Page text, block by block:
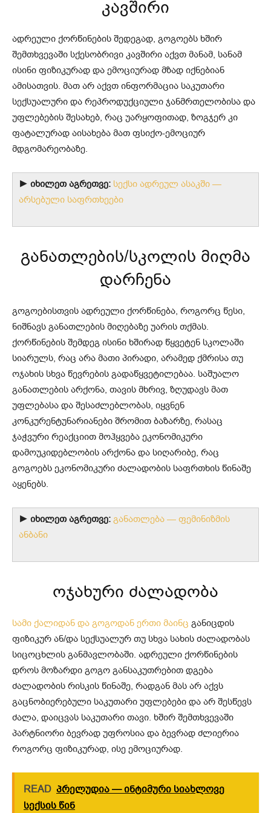
კავშირი
ადრეული ქორწინების შედეგად, გოგოებს ხშირ
შემთხვევაში სქესობრივი კავშირი აქვთ მანამ, სანამ
ისინი ფიზიკურად და ემოციურად მზად იქნებიან
ამისათვის. მათ არ აქვთ ინფორმაცია საკუთარი
სექსუალური და რეპროდუქციული ჯანმრთელობისა და
უფლებების შესახებ, რაც უარყოფითად, ზოგჯერ კი
ფატალურად აისახება მათ ფსიქო-ემოციურ
მდგომარეობაზე.
► იხილეთ აგრეთვე: სექსი ადრეულ ასაკში —
არსებული საფრთხეები
განათლების/სკოლის მიღმა
დარჩენა
გოგოებისთვის ადრეული ქორწინება, როგორც წესი,
ნიშნავს განათლების მიღებაზე უარის თქმას.
ქორწინების შემდეგ ისინი ხშირად წყვეტენ სკოლაში
სიარულს, რაც არა მათი პირადი, არამედ ქმრისა თუ
ოჯახის სხვა წევრების გადაწყვეტილებაა. საშუალო
განათლების არქონა, თავის მხრივ, ზღუდავს მათ
უფლებასა და შესაძლებლობას, იყვნენ
კონკურენტუნარიანები შრომით ბაზარზე, რასაც
ჯაჭვური რეაქციით მოჰყვება ეკონომიკური
დამოუკიდებლობის არქონა და სიღარიბე, რაც
გოგოებს ეკონომიკური ძალადობის საფრთხის წინაშე
აყენებს.
► იხილეთ აგრეთვე: განათლება — ფემინიზმის
ანბანი
ოჯახური ძალადობა
სამი ქალიდან და გოგოდან ერთი მაინც განიცდის
ფიზიკურ ან/და სექსუალურ თუ სხვა სახის ძალადობას
სიცოცხლის განმავლობაში. ადრეული ქორწინების
დროს მოზარდი გოგო განსაკუთრებით დგება
ძალადობის რისკის წინაშე, რადგან მას არ აქვს
გაცნობიერებული საკუთარი უფლებები და არ შესწევს
ძალა, დაიცვას საკუთარი თავი. ხშირ შემთხვევაში
პარტნიორი ბევრად უფროსია და ბევრად ძლიერია
როგორც ფიზიკურად, ისე ემოციურად.
READ პრელუდია — ინტიმური სიახლოვე
სექსის წინ